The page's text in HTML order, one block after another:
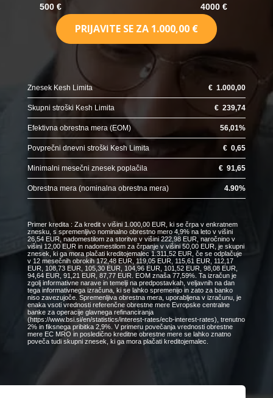
500 € 4000 €
PRIJAVITE SE ZA 1.000,00 €
Znesek Kesh Limita €1.000,00
Skupni stroški Kesh Limita €239,74
Efektivna obrestna mera (EOM) 56,01%
Povprečni dnevni stroški Kesh Limita €0,65
Minimalni mesečni znesek poplačila €91,65
Obrestna mera (nominalna obrestna mera) 4.90%
Primer kredita : Za kredit v višini 1.000,00 EUR, ki se črpa v enkratnem
znesku, s spremenljivo nominalno obrestno mero 4,9% na leto v višini
26,54 EUR, nadomestilom za storitve v višini 222,98 EUR, naročnino v
višini 12,00 EUR in nadomestilom za črpanje v višini 50,00 EUR, je skupni
znesek, ki ga mora plačati kreditojemalec 1.311,52 EUR, če se odplačuje
v 12 mesečnih obrokih 172,48 EUR, 119,05 EUR, 115,61 EUR, 112,17
EUR, 108,73 EUR, 105,30 EUR, 104,96 EUR, 101,52 EUR, 98,08 EUR,
94,64 EUR, 91,21 EUR, 87,77 EUR. EOM znaša 77,59%. Ta izračun je
zgolj informativne narave in temelji na predpostavkah, veljavnih na dan
tega informativnega izračuna, ki se lahko spremenijo in zato za banko
niso zavezujoče. Spremenljiva obrestna mera, uporabljena v izračunu, je
enaka vsoti vrednosti referenčne obrestne mere Evropske centralne
banke za operacije glavnega refinanciranja
(https://www.bsi.si/en/statistics/interest-rates/ecb-interest-rates), trenutno
2% in fiksnega pribitka 2,9%. V primeru povečanja vrednosti obrestne
mere EC MRO in posledično kreditne obrestne mere se lahko znatno
poveča tudi skupni znesek, ki ga mora plačati kreditojemalec.